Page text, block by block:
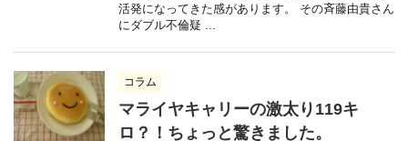
活発になってきた感があります。 その斉藤由貴さん
にダブル不倫疑 ...
コラム
マライヤキャリーの激太り119キ
ロ？！ちょっと驚きました。